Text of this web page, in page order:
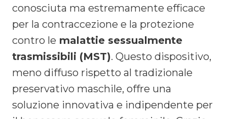
conosciuta ma estremamente efficace
per la contraccezione e la protezione
contro le malattie sessualmente
trasmissibili (MST). Questo dispositivo,
meno diffuso rispetto al tradizionale
preservativo maschile, offre una
soluzione innovativa e indipendente per